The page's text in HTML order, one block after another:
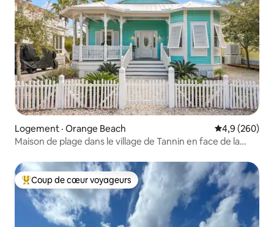
Logement · Orange Beach Note
4,9 (260)
Maison de plage dans le village de Tannin en face de la
Coup de cœur voyageurs parmi les plus aimés
Coup de cœur voyageurs